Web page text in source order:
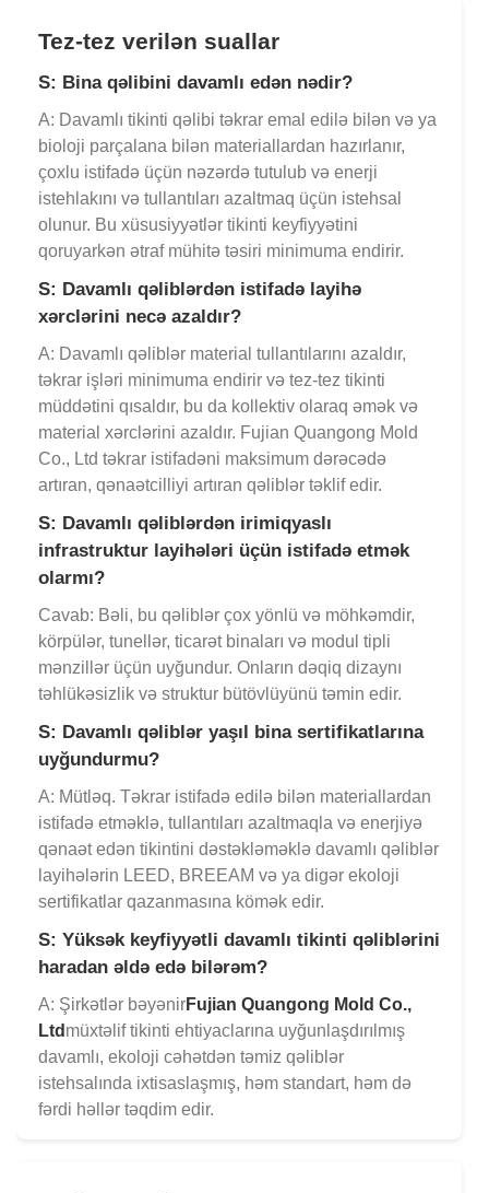
Tez-tez verilən suallar
S: Bina qəlibini davamlı edən nədir?
A: Davamlı tikinti qəlibi təkrar emal edilə bilən və ya
bioloji parçalana bilən materiallardan hazırlanır,
çoxlu istifadə üçün nəzərdə tutulub və enerji
istehlakını və tullantıları azaltmaq üçün istehsal
olunur. Bu xüsusiyyətlər tikinti keyfiyyətini
qoruyarkən ətraf mühitə təsiri minimuma endirir.
S: Davamlı qəliblərdən istifadə layihə
xərclərini necə azaldır?
A: Davamlı qəliblər material tullantılarını azaldır,
təkrar işləri minimuma endirir və tez-tez tikinti
müddətini qısaldır, bu da kollektiv olaraq əmək və
material xərclərini azaldır. Fujian Quangong Mold
Co., Ltd təkrar istifadəni maksimum dərəcədə
artıran, qənaətcilliyi artıran qəliblər təklif edir.
S: Davamlı qəliblərdən irimiqyaslı
infrastruktur layihələri üçün istifadə etmək
olarmı?
Cavab: Bəli, bu qəliblər çox yönlü və möhkəmdir,
körpülər, tunellər, ticarət binaları və modul tipli
mənzillər üçün uyğundur. Onların dəqiq dizaynı
təhlükəsizlik və struktur bütövlüyünü təmin edir.
S: Davamlı qəliblər yaşıl bina sertifikatlarına
uyğundurmu?
A: Mütləq. Təkrar istifadə edilə bilən materiallardan
istifadə etməklə, tullantıları azaltmaqla və enerjiyə
qənaət edən tikintini dəstəkləməklə davamlı qəliblər
layihələrin LEED, BREEAM və ya digər ekoloji
sertifikatlar qazanmasına kömək edir.
S: Yüksək keyfiyyətli davamlı tikinti qəliblərini
haradan əldə edə bilərəm?
A: Şirkətlər bəyənirFujian Quangong Mold Co.,
Ltd müxtəlif tikinti ehtiyaclarına uyğunlaşdırılmış
davamlı, ekoloji cəhətdən təmiz qəliblər
istehsalında ixtisaslaşmış, həm standart, həm də
fərdi həllər təqdim edir.